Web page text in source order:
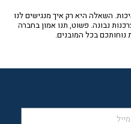
השאלה היא רק איך מנגישים לנו
נבונה. פשוט, תנו אמון בחברה
בכל המובנים.